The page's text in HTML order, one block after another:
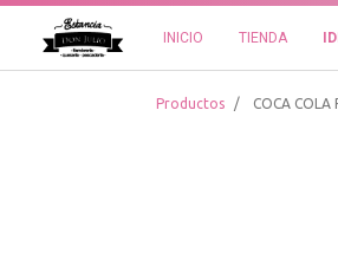
INICIO TIENDA
Productos COCA COLA